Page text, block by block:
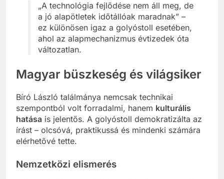
„A technológia fejlődése nem áll meg, de
a jó alapötletek időtállóak maradnak” –
ez különösen igaz a golyóstoll esetében,
ahol az alapmechanizmus évtizedek óta
változatlan.
Magyar büszkeség és világsiker
Bíró László találmánya nemcsak technikai
szempontból volt forradalmi, hanem kulturális
hatása is jelentős. A golyóstoll demokratizálta az
írást – olcsóvá, praktikussá és mindenki számára
elérhetővé tette.
Nemzetközi elismerés